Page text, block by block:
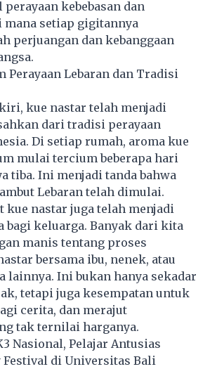
kebebasan dan
mana setiap gigitannya
perjuangan dan kebanggaan
Perayaan Lebaran dan Tradisi
kue nastar telah menjadi
dari tradisi perayaan
Di setiap rumah, aroma kue
mulai tercium beberapa hari
tiba. Ini menjadi tanda bahwa
Lebaran telah dimulai.
kue nastar juga telah menjadi
bagi keluarga. Banyak dari kita
manis tentang proses
bersama ibu, nenek, atau
lainnya. Ini bukan hanya sekadar
tetapi juga kesempatan untuk
cerita, dan merajut
tak ternilai harganya.
Nasional, Pelajar Antusias
Festival di Universitas Bali